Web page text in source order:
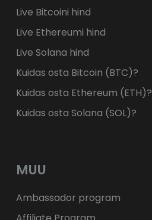
Live Bitcoini hind
Live Ethereumi hind
Live Solana hind
Kuidas osta Bitcoin (BTC)?
Kuidas osta Ethereum (ETH)?
Kuidas osta Solana (SOL)?
MUU
Ambassador program